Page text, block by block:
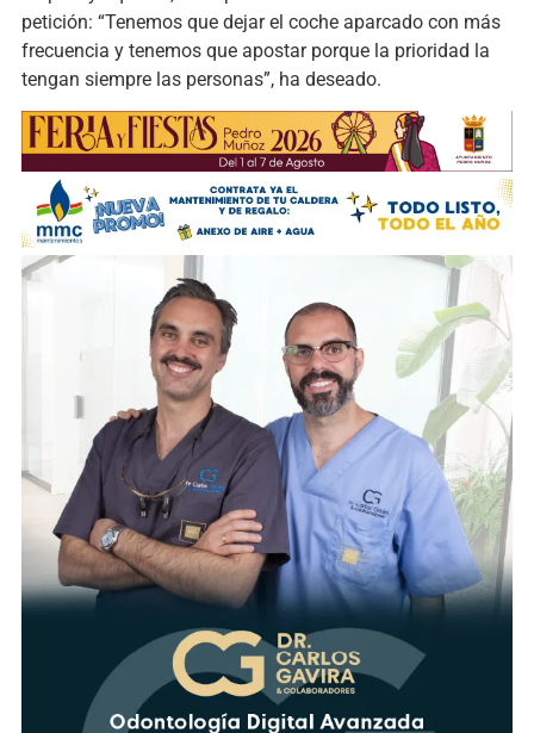
petición: “Tenemos que dejar el coche aparcado con más
frecuencia y tenemos que apostar porque la prioridad la
tengan siempre las personas”, ha deseado.